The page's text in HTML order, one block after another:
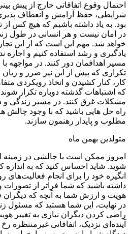
احتمال وقوع اتفاقاتی خارج از پیش
شرایطی، حفظ آرامش و انعطاف
بود. به یاد داشته باشیم که هیچ کس
در امان نیست و هر انسانی در طول
خواهد شد. مهم این است که از این
یادگیری و رشد استفاده کنیم و اجازه
مسیر اهدافمان دور کنند. در
تکراری که پیش از این نیز ضرر و زیان
کار، کنار کشیدن و اتخاذ رویکردی
که اشتباهات گذشته دوباره تکرار شوند
مشکلات غرق کنند. در مسیر زندگی و در
راه حل هایی باشید که با وجود چالش
مطلوب و پایدار رهنمون سازند.
متولدین بهمن ماه
امروز ممکن است با چالشی در زمینه
شوید. شاید احساس کنید که به اندازه
انگیزه خود را برای انجام فعالیت‌های
داشته باشید که شما فراتر از
هویت و ارزش شما به آنچه که دیگران
در نهایت، این شما هستید که مسئول
راضی کردن دیگران نیازی به تغییر
آینده‌ای نزدیک، اتفاقاتی